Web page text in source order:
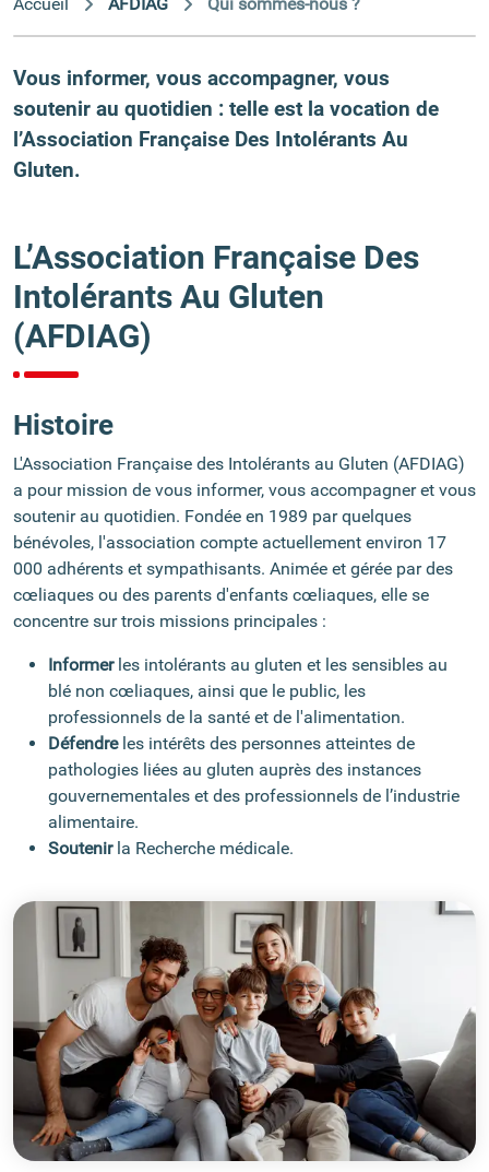
Vous informer, vous accompagner, vous
soutenir au quotidien : telle est la vocation de
l’Association Française Des Intolérants Au
Gluten.
L’Association Française Des
Intolérants Au Gluten
(AFDIAG)
Histoire
L'Association Française des Intolérants au Gluten (AFDIAG)
a pour mission de vous informer, vous accompagner et vous
soutenir au quotidien. Fondée en 1989 par quelques
bénévoles, l'association compte actuellement environ 17
000 adhérents et sympathisants. Animée et gérée par des
cœliaques ou des parents d'enfants cœliaques, elle se
concentre sur trois missions principales :
Informerles intolérants au gluten et les sensibles au
blé non cœliaques, ainsi que le public, les
professionnels de la santé et de l'alimentation.
Défendreles intérêts des personnes atteintes de
pathologies liées au gluten auprès des instances
gouvernementales et des professionnels de l’industrie
alimentaire.
Soutenirla Recherche médicale.